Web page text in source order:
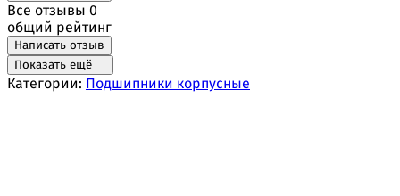
Все отзывы 0
общий рейтинг
Написать отзыв
Показать ещё
Категории: Подшипники корпусные